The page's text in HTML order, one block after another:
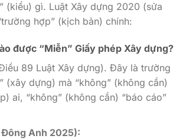
(kiểu) gì. Luật Xây dựng 2020 (sửa
hợp” (kịch bản) chính:
được “Miễn” Giấy phép Xây dựng?
89 Luật Xây dựng). Đây là trường
(xây dựng) mà “không” (không cần)
ai, “không” (không cần) “báo cáo”
Anh 2025):